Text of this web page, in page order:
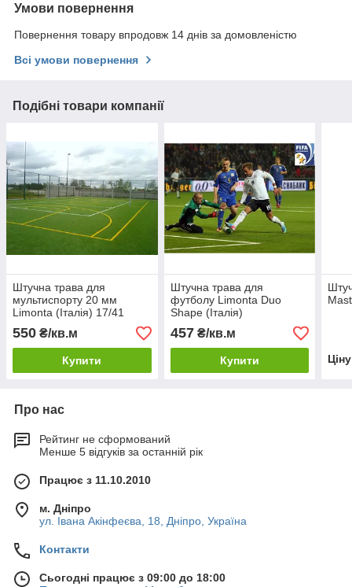
Умови повернення
Повернення товару впродовж 14 днів за домовленістю
Всі умови повернення
Подібні товари компанії
Штучна трава для
мультиспорту 20 мм
Limonta (Італія) 17/41
550 ₴/кв.м
Купити
Штучна трава для
футболу Limonta Duo
Shape (Італія)
457₴/кв.м
Купити
Про нас
Рейтинг не сформований
Менше 5 відгуків за останній рік
Працює з 11.10.2010
м. Дніпро
ул. Івана Акінфеєва, 18, Дніпро, Україна
Контакти
Сьогодні працює з 09:00 до 18:00